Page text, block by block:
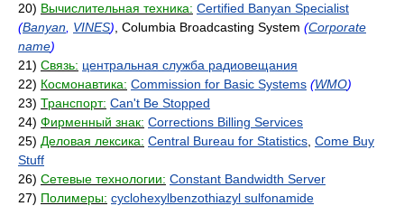
20) Вычислительная техника: Certified Banyan Specialist
(Banyan VINES) , Columbia Broadcasting System (Corporate
name)
21) Связь: центральная служба радиовещания
22) Космонавтика: Commission for Basic Systems (WMO)
23) Транспорт: Can't Be Stopped
24) Фирменный знак: Corrections Billing Services
25) Деловая лексика: Central Bureau for Statistics Come Buy
Stuff
26) Сетевые технологии: Constant Bandwidth Server
27) Полимеры: cyclohexylbenzothiazyl sulfonamide